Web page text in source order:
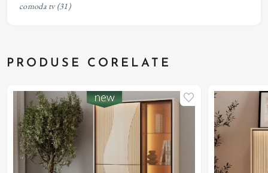
comoda tv (31)
PRODUSE CORELATE